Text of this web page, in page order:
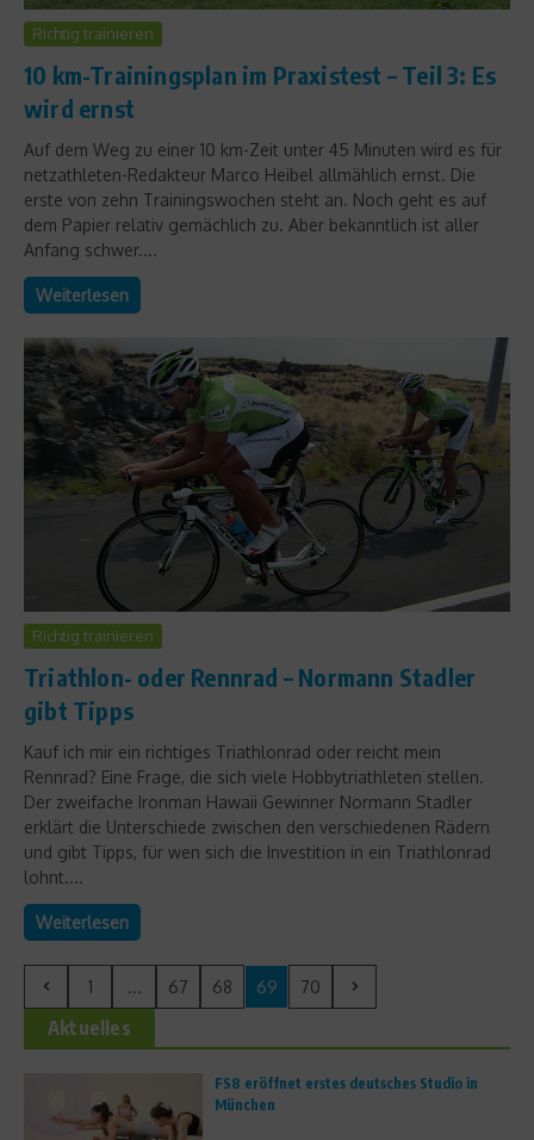
Richtig trainieren
10 km-Trainingsplan im Praxistest – Teil 3: Es
wird ernst
Auf dem Weg zu einer 10 km-Zeit unter 45 Minuten wird es für
netzathleten-Redakteur Marco Heibel allmählich ernst. Die
erste von zehn Trainingswochen steht an. Noch geht es auf
dem Papier relativ gemächlich zu. Aber bekanntlich ist aller
Anfang schwer....
Weiterlesen
Richtig trainieren
Triathlon- oder Rennrad – Normann Stadler
gibt Tipps
Kauf ich mir ein richtiges Triathlonrad oder reicht mein
Rennrad? Eine Frage, die sich viele Hobbytriathleten stellen.
Der zweifache Ironman Hawaii Gewinner Normann Stadler
erklärt die Unterschiede zwischen den verschiedenen Rädern
und gibt Tipps, für wen sich die Investition in ein Triathlonrad
lohnt....
Weiterlesen
1 ... 67 68 69 70
Aktuelles
FS8 eröffnet erstes deutsches Studio in
München